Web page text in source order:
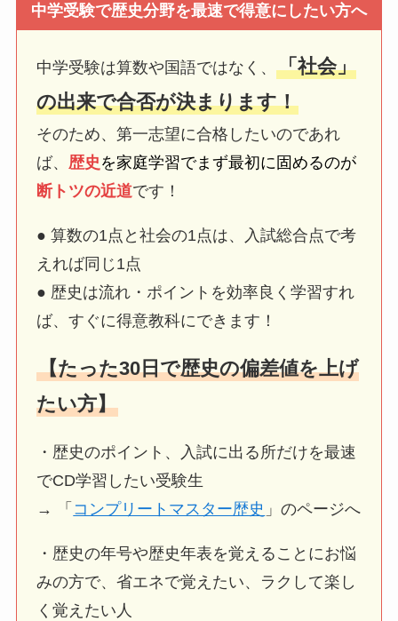
中学受験で歴史分野を最速で得意にしたい方へ
中学受験は算数や国語ではなく、「社会」
の出来で合否が決まります！
そのため、第一志望に合格したいのであれ
ば、 歴史 を家庭学習でまず最初に固めるのが
断トツの近道です！
● 算数の1点と社会の1点は、入試総合点で考
えれば同じ1点
● 歴史は流れ・ポイントを効率良く学習すれ
ば、すぐに得意教科にできます！
【たった30日で歴史の偏差値を上げ
たい方】
・歴史のポイント、入試に出る所だけを最速
でCD学習したい受験生
→ 「 コンプリートマスター歴史 」のページへ
・歴史の年号や歴史年表を覚えることにお悩
みの方で、省エネで覚えたい、ラクして楽し
く覚えたい人